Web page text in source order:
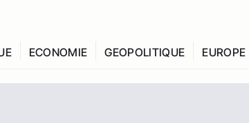
ECONOMIE GEOPOLITIQUE EUROPE